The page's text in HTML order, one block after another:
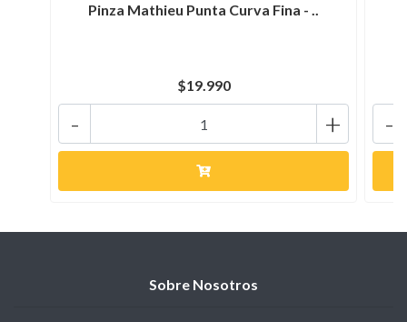
Pinza Mathieu Punta Curva Fina - ..
$19.990
+
- -
Sobre Nosotros